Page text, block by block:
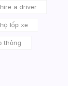
hire a driver
lốp xe
thông